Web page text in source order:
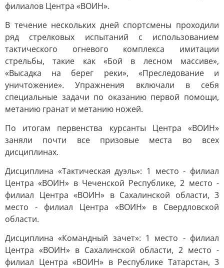
филиалов Центра «ВОИН».
В течение нескольких дней спортсмены проходили
ряд стрелковых испытаний с использованием
тактического огневого комплекса имитации
стрельбы, такие как «Бой в лесном массиве»,
«Высадка на берег реки», «Преследование и
уничтожение». Упражнения включали в себя
специальные задачи по оказанию первой помощи,
метанию гранат и метанию ножей.
По итогам первенства курсанты Центра «ВОИН»
заняли почти все призовые места во всех
дисциплинах.
Дисциплина «Тактическая дуэль»: 1 место - филиал
Центра «ВОИН» в Чеченской Республике, 2 место -
филиал Центра «ВОИН» в Сахалинской области, 3
место - филиал Центра «ВОИН» в Свердловской
области.
Дисциплина «Командный зачет»: 1 место - филиал
Центра «ВОИН» в Сахалинской области, 2 место -
филиал Центра «ВОИН» в Республике Татарстан, 3